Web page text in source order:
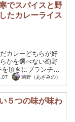
でスパイスと野
たカレーライス
カレーどちらが好
かを選べない薊野
頂きにブランチ札
って参りました...
薊野（あざみの）
５つの味が味わ